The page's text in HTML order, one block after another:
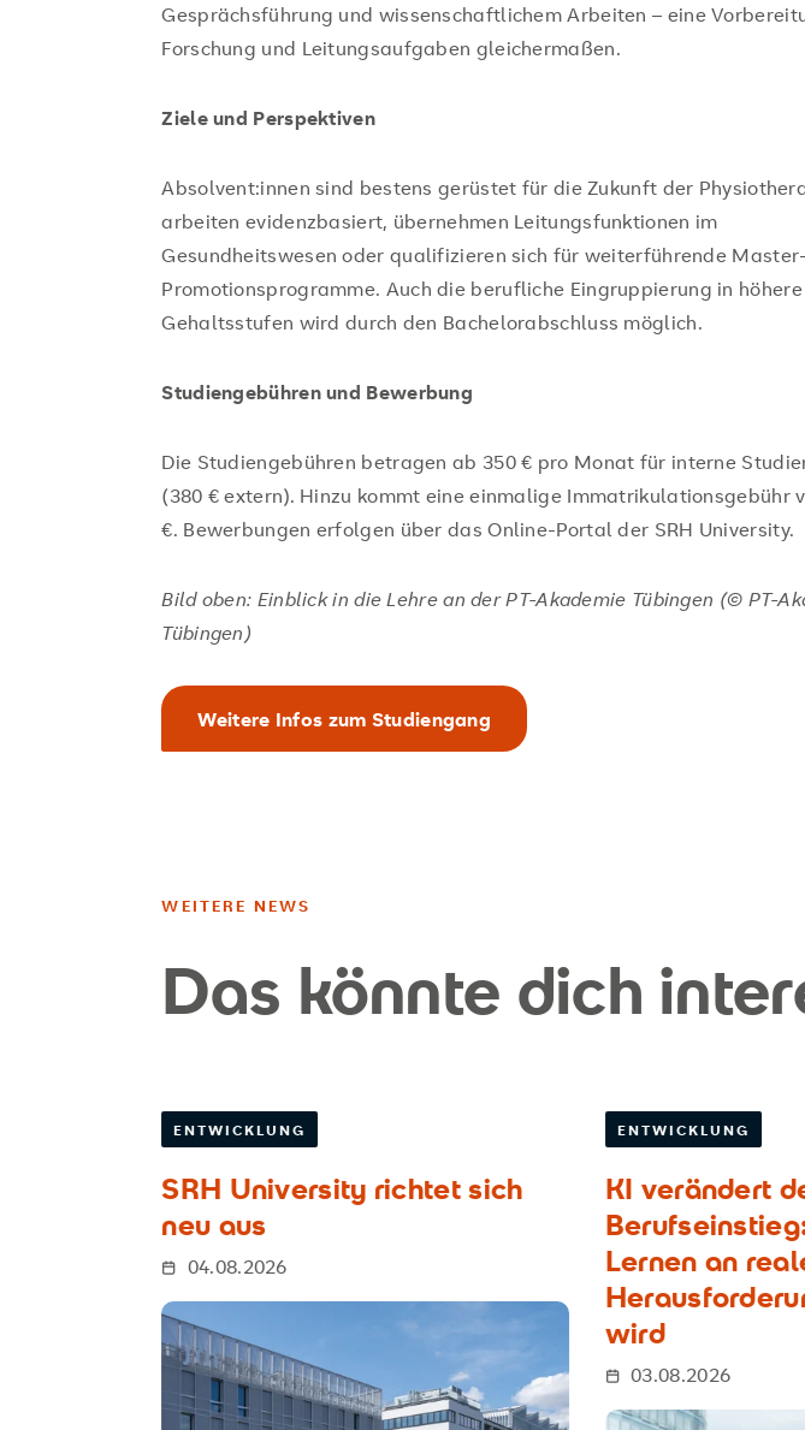
Gesprächsführung und wissenschaftlichem Arbeiten – eine
Forschung und Leitungsaufgaben gleichermaßen.
Ziele und Perspektiven
Absolvent:innen sind bestens gerüstet für die Zukunft der
arbeiten evidenzbasiert, übernehmen Leitungsfunktionen im
Gesundheitswesen oder qualifizieren sich für weiterführende
Promotionsprogramme. Auch die berufliche Eingruppierung in höhere
Gehaltsstufen wird durch den Bachelorabschluss möglich.
Studiengebühren und Bewerbung
Die Studiengebühren betragen ab 350 € pro Monat für interne
(380 € extern). Hinzu kommt eine einmalige Immatrikulationsgebühr
€. Bewerbungen erfolgen über das Online-Portal der SRH University.
Bild oben: Einblick in die Lehre an der PT-Akademie Tübingen (© PT-
Tübingen)
Weitere Infos zum Studiengang
WEITERE NEWS
Das könnte dich
ENTWICKLUNG
SRH University richtet sich
neu aus
04.08.2026
ENTWICKLUNG
KI verändert
Lernen an
wird
03.08.2026